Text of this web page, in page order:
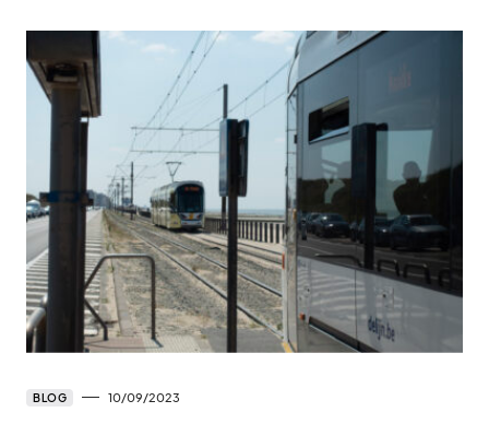
BLOG 10/09/2023